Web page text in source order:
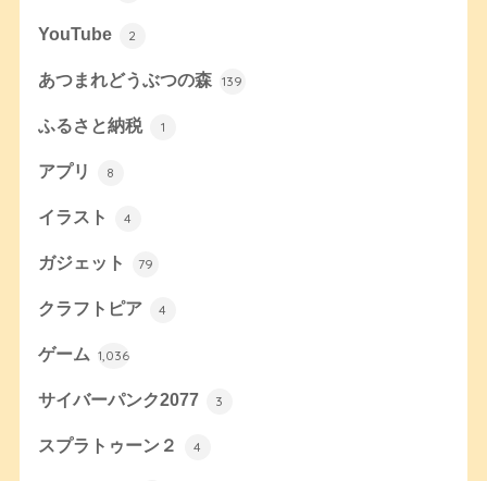
YouTube 2
あつまれどうぶつの森 139
ふるさと納税 1
アプリ 8
イラスト 4
ガジェット 79
クラフトピア 4
ゲーム 1,036
サイバーパンク2077 3
スプラトゥーン２ 4